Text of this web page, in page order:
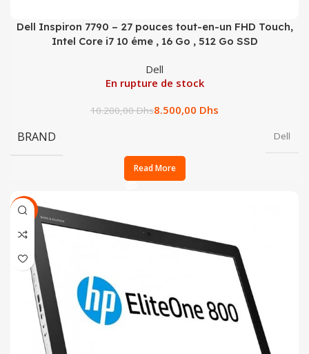
Dell Inspiron 7790 – 27 pouces tout-en-un FHD Touch,
Intel Core i7 10 éme , 16 Go , 512 Go SSD
Dell
En rupture de stock
10.200,00Dhs8.500,00 Dhs
BRAND Dell
Read More
SALE